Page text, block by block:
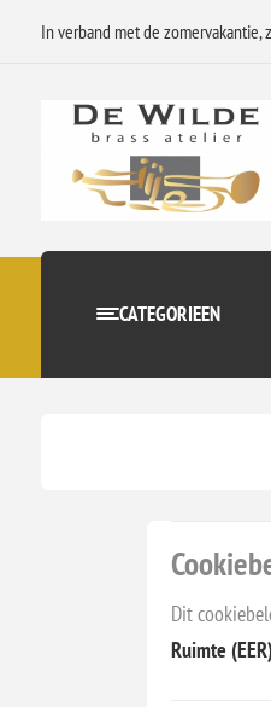
In verband met de
CATEGORIEEN
Dit
Ruimte